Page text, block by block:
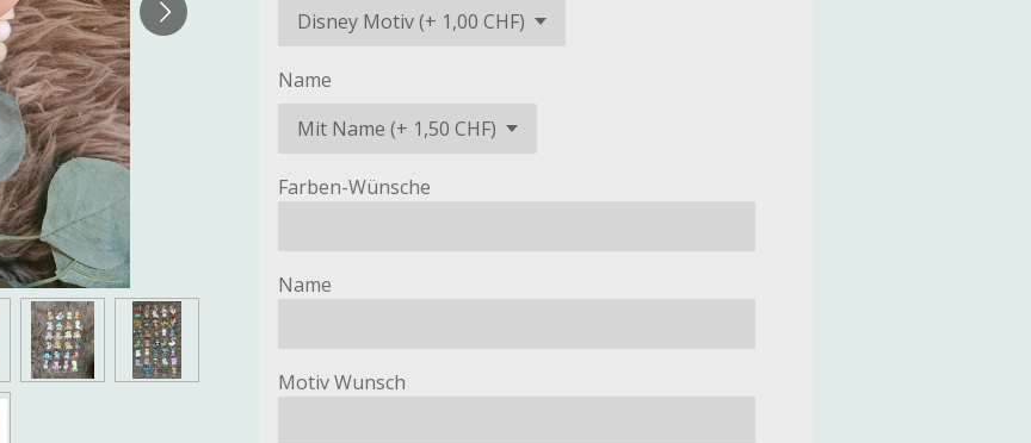
Name
Farben-Wünsche
Name
Motiv Wunsch